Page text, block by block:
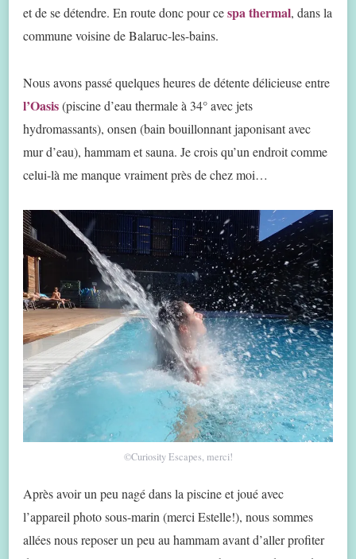
et de se détendre. En route donc pour cespa thermal, dans la
commune voisine de Balaruc-les-bains.
Nous avons passé quelques heures de détente délicieuse entre
l’Oasis(piscine d’eau thermale à 34° avec jets
hydromassants), onsen (bain bouillonnant japonisant avec
mur d’eau), hammam et sauna. Je crois qu’un endroit comme
celui-là me manque vraiment près de chez moi…
©️Curiosity Escapes, merci!
Après avoir un peu nagé dans la piscine et joué avec
l’appareil photo sous-marin (merci Estelle!), nous sommes
allées nous reposer un peu au hammam avant d’aller profiter